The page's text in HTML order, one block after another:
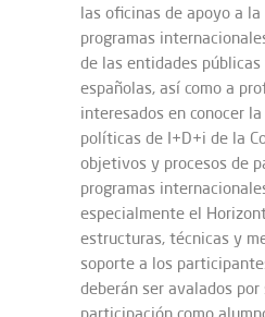
las oficinas de apoyo a
programas
de las entidades
españolas, así como a
interesados en conocer
políticas de I+D+i de la
objetivos y procesos de
programas
especialmente el
estructuras, técnicas y
soporte a los
deberán ser avalados